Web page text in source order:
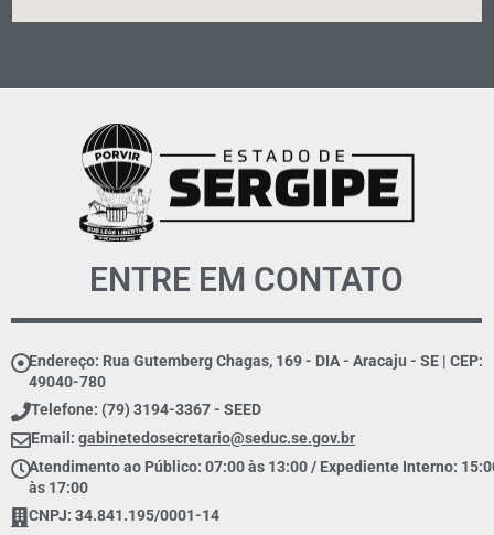
ENTRE EM CONTATO
Endereço: Rua Gutemberg Chagas, 169 - DIA - Aracaju - SE | CEP:
49040-780
Telefone: (79) 3194-3367 - SEED
Email: gabinetedosecretario@seduc.se.gov.br
Atendimento ao Público: 07:00 às 13:00 / Expediente Interno:
às 17:00
CNPJ: 34.841.195/0001-14